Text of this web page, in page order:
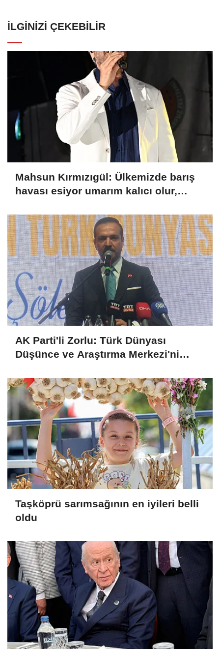
İLGINIZI ÇEKEBILIR
Mahsun Kırmızıgül: Ülkemizde barış
havası esiyor umarım kalıcı olur,
AK Parti'li Zorlu: Türk Dünyası
Düşünce ve Araştırma Merkezi'ni
Taşköprü sarımsağının en iyileri belli
oldu